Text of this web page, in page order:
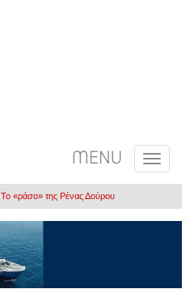
MENU
Το «ράσο» της Ρένας Δούρου